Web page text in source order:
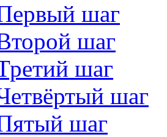
шаг
шаг
шаг
шаг
шаг